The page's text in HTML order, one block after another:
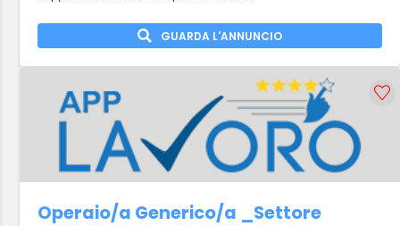
GUARDA L'ANNUNCIO
Operaio/a Generico/a _Settore